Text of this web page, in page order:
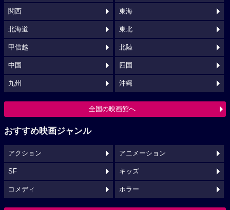
関西 東海
北海道 東北
甲信越 北陸
中国 四国
九州 沖縄
全国の映画館へ
おすすめ映画ジャンル
アクション アニメーション
SF キッズ
コメディ ホラー